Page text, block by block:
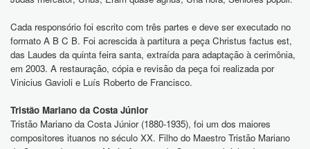
Cada responsório foi escrito com três partes e deve ser executado no
formato A B C B. Foi acrescida à partitura a peça Christus factus est,
das Laudes da quinta feira santa, extraída para adaptação à cerimônia,
em 2003. A restauração, cópia e revisão da peça foi realizada por
Vinicius Gavioli e Luís Roberto de Francisco.
Tristão Mariano da Costa Júnior
Tristão Mariano da Costa Júnior (1880-1935), foi um dos maiores
compositores ituanos no século XX. Filho do Maestro Tristão Mariano